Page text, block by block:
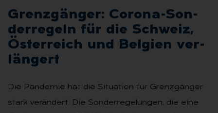
Grenz­gän­ger: Co­ro­na-Son­
der­re­geln für die Schweiz,
Ös­ter­reich und Bel­gi­en ver­
län­gert
Die Pandemie hat die Situation für Grenzgänger
stark verändert. Die Sonderregelungen, die eine